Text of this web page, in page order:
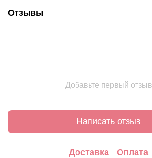
Отзывы
Добавьте первый отзыв
Написать отзыв
Доставка Оплата